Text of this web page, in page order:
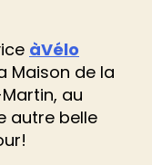
àVélo
Maison de la
au
autre belle